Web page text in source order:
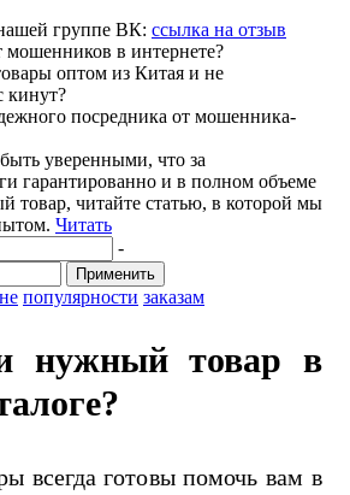
группе ВК: ссылка на отзыв
мошенников в интернете?
оптом из Китая и не
кинут?
посредника от мошенника-
уверенными, что за
гарантированно и в полном объеме
товар, читайте статью, в которой мы
Читать
популярности заказам
-
Применить
нужный товар в
всегда готовы помочь вам в